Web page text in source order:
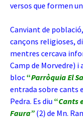
versos que formen
Canviant de
cançons religioses,
mentres cercava
Camp de Morvedre) i
bloc“Parròquia El
entrada sobre cants
Pedra. Es diu “Cants
Faura” (2) de Mn.